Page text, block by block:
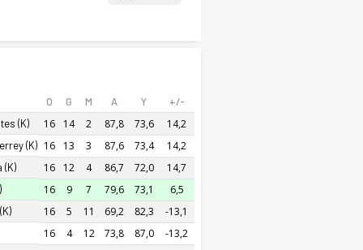
O G M A Y +/-
(K) 16 14 2 87,8 73,6 14,2
(K) 16 13 3 87,6 73,4 14,2
(K) 16 12 4 86,7 72,0 14,7
16 9 7 79,6 73,1 6,5
16 5 11 69,2 82,3 -13,1
16 4 12 73,8 87,0 -13,2